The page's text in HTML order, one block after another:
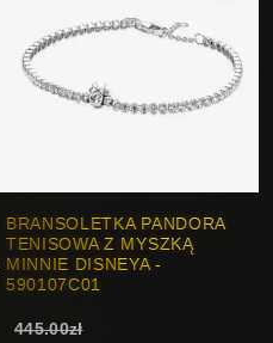
BRANSOLETKA PANDORA
TENISOWA Z MYSZKĄ
MINNIE DISNEYA -
590107C01
445.00zł